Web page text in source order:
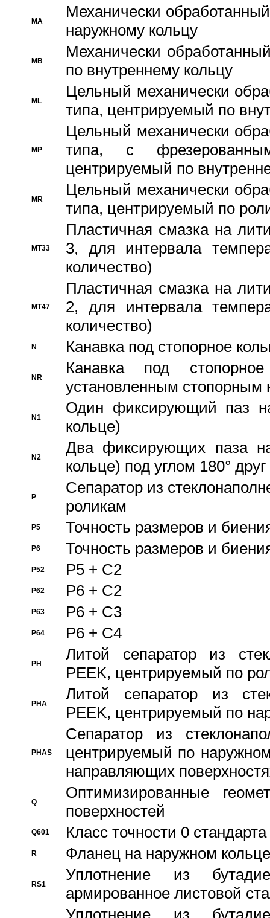
MA
Механически
наружному кольцу
MB
Механически
по внутреннему кольцу
ML
Цельный механически
типа, центрируемый по
MP
Цельный механически
типа, с
центрируемый по
MR
Цельный механически
типа, центрируемый по
MT33
Пластичная смазка на
3, для интервала
количество)
MT47
Пластичная смазка на
2, для интервала
количество)
N Канавка под стопорное
NR
Канавка под
установленным стопорным
N1
Один фиксирующий паз
кольце)
N2
Два фиксирующих паза
кольце) под углом 180° друг
P
Cепаратор из
роликам
P5 Точность размеров и
P6 Точность размеров и
P52 P5 + C2
P62 P6 + C2
P63 P6 + C3
P64 P6 + C4
PH
Литой сепаратор из
PEEK, центрируемый по
PHA
Литой сепаратор из
PEEK, центрируемый по
PHAS
Сепаратор из
центрируемый по
направляющих
Q
Оптимизированные
поверхностей
Q601 Класс точности 0
R Фланец на наружном кольце
RS1
Уплотнение из
армированное листовой
Уплотнение из